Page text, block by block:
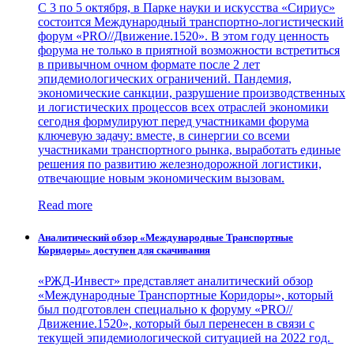
С 3 по 5 октября, в Парке науки и искусства «Сириус»
состоится Международный транспортно-логистический
форум «PRO//Движение.1520». В этом году ценность
форума не только в приятной возможности встретиться
в привычном очном формате после 2 лет
эпидемиологических ограничений. Пандемия,
экономические санкции, разрушение производственных
и логистических процессов всех отраслей экономики
сегодня формулируют перед участниками форума
ключевую задачу: вместе, в синергии со всеми
участниками транспортного рынка, выработать единые
решения по развитию железнодорожной логистики,
отвечающие новым экономическим вызовам.
Read more
Аналитический обзор «Международные Транспортные
Коридоры» доступен для скачивания
«РЖД-Инвест» представляет аналитический обзор
«Международные Транспортные Коридоры», который
был подготовлен специально к форуму «PRO//
Движение.1520», который был перенесен в связи с
текущей эпидемиологической ситуацией на 2022 год.